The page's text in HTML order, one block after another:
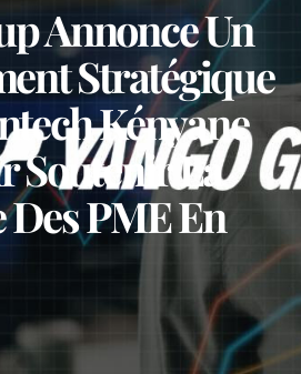
Annonce Un
Stratégique
Kényane
Soutenir La
PME En